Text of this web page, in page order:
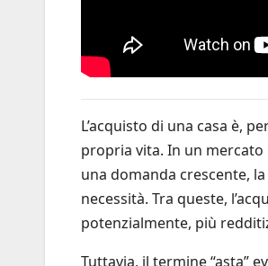
L’acquisto di una casa è,
propria vita. In un
una domanda crescente,
necessità. Tra queste,
potenzialmente, più
Tuttavia, il termine “asta”